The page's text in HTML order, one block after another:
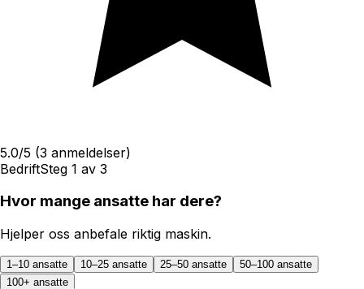
5.0/5 (3 anmeldelser)
BedriftSteg 1 av 3
Hvor mange ansatte har dere?
Hjelper oss anbefale riktig maskin.
1–10 ansatte 10–25 ansatte 25–50 ansatte
50–100 ansatte
100+ ansatte